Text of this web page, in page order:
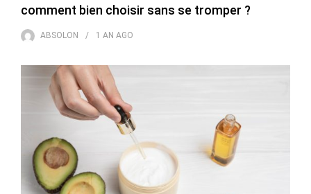
comment bien choisir sans se tromper ?
ABSOLON 1 AN AGO